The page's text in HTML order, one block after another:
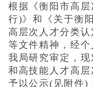
根据《衡阳市高
行)》和《关于衡
高层次人才分类
等文件精神，经个
我局研究审定，
和高技能人才高
予以公示(见附件)